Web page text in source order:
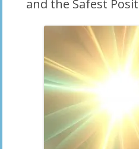
and the Safest